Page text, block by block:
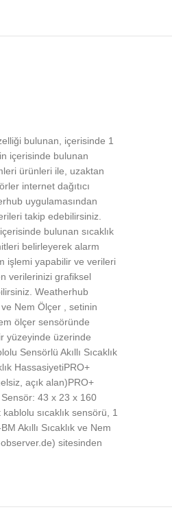
bulunan, içerisinde 1
içerisinde bulunan
ürünleri ile, uzaktan
internet dağıtıcı
uygulamasından
takip edebilirsiniz.
bulunan sıcaklık
belirleyerek alarm
işlemi yapabilir ve verileri
verilerinizi grafiksel
Weatherhub
ve Nem Ölçer , setinin
ölçer sensöründe
yüzeyinde üzerinde
Sensörlü Akıllı Sıcaklık
HassasiyetiPRO+
açık alan)PRO+
Sensör: 43 x 23 x 160
sıcaklık sensörü, 1
Akıllı Sıcaklık ve Nem
sitesinden